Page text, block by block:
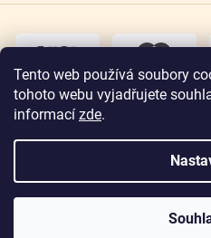
Tento web používá soubory
tohoto webu vyjadřujete
informací zde.
Copyright 2026